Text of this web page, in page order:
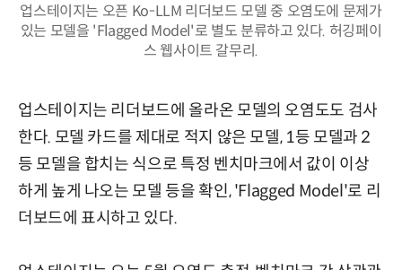
업스테이지는 오픈 Ko-LLM 리더보드 모델 중 오염도에 문제가
있는 모델을 'Flagged Model'로 별도 분류하고 있다. 허깅페이
스 웹사이트 갈무리.
업스테이지는 리더보드에 올라온 모델의 오염도도 검사
한다. 모델 카드를 제대로 적지 않은 모델, 1등 모델과 2
등 모델을 합치는 식으로 특정 벤치마크에서 값이 이상
하게 높게 나오는 모델 등을 확인, 'Flagged Model'로 리
더보드에 표시하고 있다.